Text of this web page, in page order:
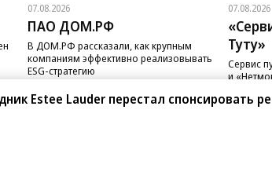
07.08.2026
ПАО ДОМ.РФ
В ДОМ.РФ рассказали, как крупным
компаниям эффективно реализовывать
ESG-стратегию
07.08.2026
Туту»
Сервис
и
Estee Lauder перестал спонсировать